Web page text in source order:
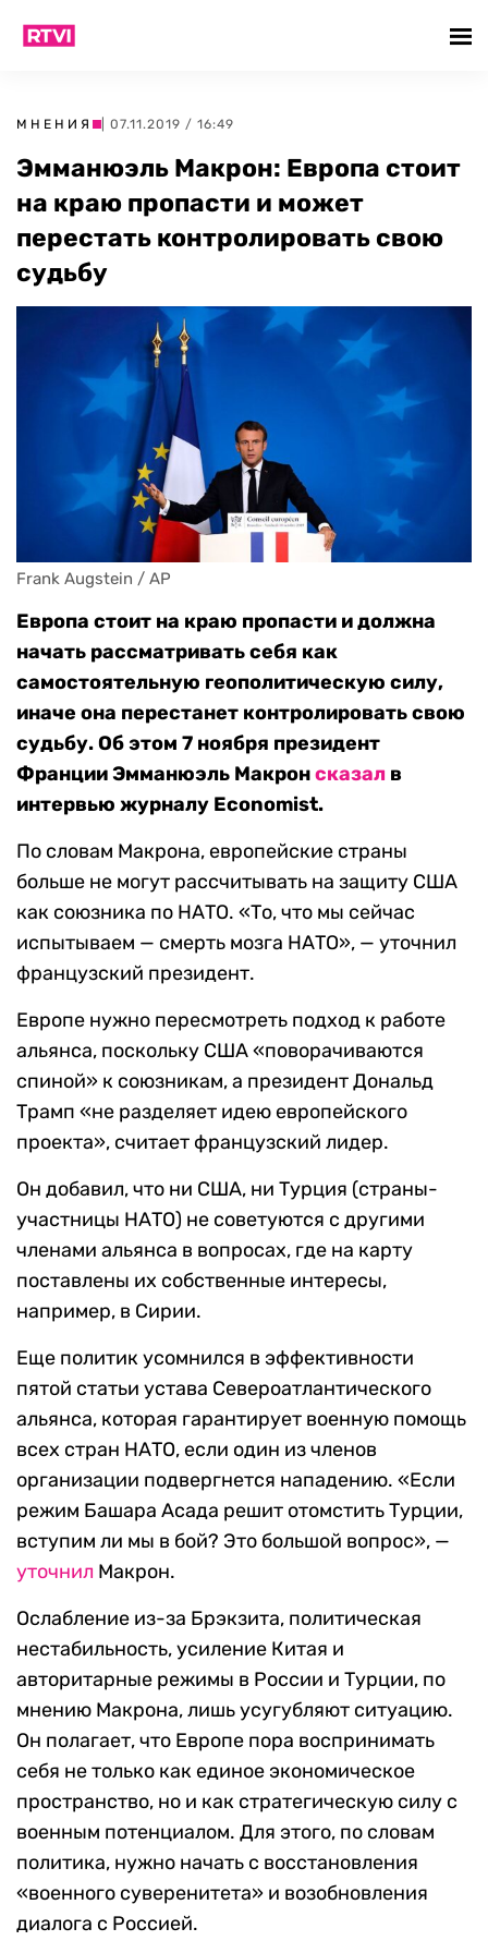
МНЕНИЯ | 07.11.2019 / 16:49
Эмманюэль Макрон: Европа стоит
на краю пропасти и может
перестать контролировать свою
судьбу
Frank Augstein / AP
Европа стоит на краю пропасти и должна
начать рассматривать себя как
самостоятельную геополитическую силу,
иначе она перестанет контролировать свою
судьбу. Об этом 7 ноября президент
Франции Эмманюэль Макронсказал в
интервью журналу Economist.
По словам Макрона, европейские страны
больше не могут рассчитывать на защиту США
как союзника по НАТО. «То, что мы сейчас
испытываем — смерть мозга НАТО», — уточнил
французский президент.
Европе нужно пересмотреть подход к работе
альянса, поскольку США «поворачиваются
спиной» к союзникам, а президент Дональд
Трамп «не разделяет идею европейского
проекта», считает французский лидер.
Он добавил, что ни США, ни Турция (страны-
участницы НАТО) не советуются с другими
членами альянса в вопросах, где на карту
поставлены их собственные интересы,
например, в Сирии.
Еще политик усомнился в эффективности
пятой статьи устава Североатлантического
альянса, которая гарантирует военную помощь
всех стран НАТО, если один из членов
организации подвергнется нападению. «Если
режим Башара Асада решит отомстить Турции,
вступим ли мы в бой? Это большой вопрос», —
уточнил Макрон.
Ослабление из-за Брэкзита, политическая
нестабильность, усиление Китая и
авторитарные режимы в России и Турции, по
мнению Макрона, лишь усугубляют ситуацию.
Он полагает, что Европе пора воспринимать
себя не только как единое экономическое
пространство, но и как стратегическую силу с
военным потенциалом. Для этого, по словам
политика, нужно начать с восстановления
«военного суверенитета» и возобновления
диалога с Россией.